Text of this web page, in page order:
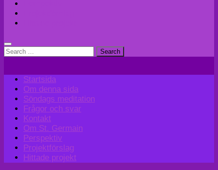
Search
Startsida
Om denna sida
Söndags meditation
Frågor och svar
Kontakt
Om St. Germain
Perspektiv
Projektförslag
Hittade projekt